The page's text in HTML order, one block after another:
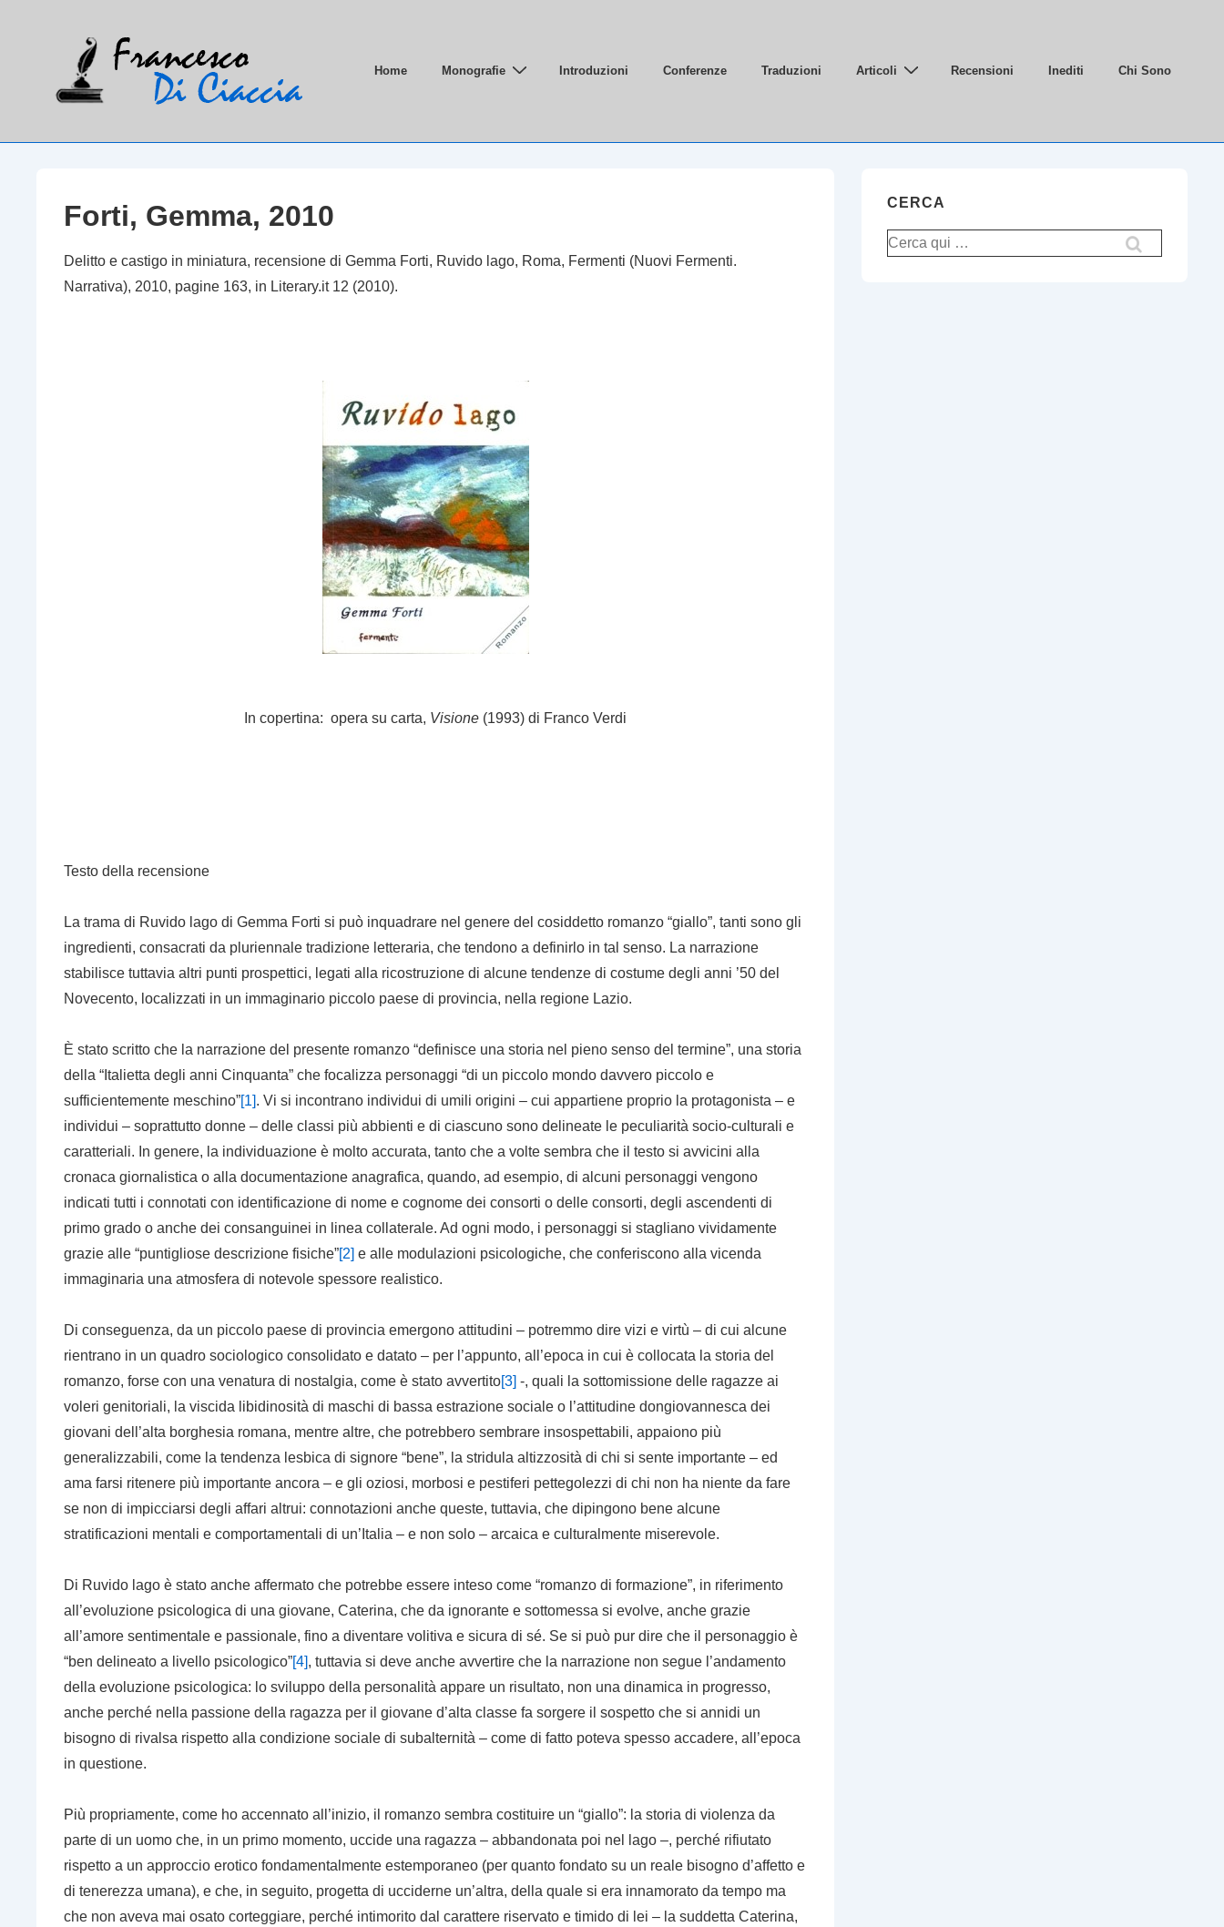
contenuto
MenuHome Monografie Introduzioni Conferenze Traduzioni Articoli Recensioni Inediti Chi Sono
Forti, Gemma, 2010
Delitto e castigo in miniatura, recensione di Gemma Forti, Ruvido lago, Roma, Fermenti (Nuovi Fermenti.
Narrativa), 2010, pagine 163, in Literary.it 12 (2010).
In copertina: opera su carta, Visione(1993) di Franco Verdi
Testo della recensione
La trama di Ruvido lago di Gemma Forti si può inquadrare nel genere del cosiddetto romanzo “giallo”, tanti sono gli
ingredienti, consacrati da pluriennale tradizione letteraria, che tendono a definirlo in tal senso. La narrazione
stabilisce tuttavia altri punti prospettici, legati alla ricostruzione di alcune tendenze di costume degli anni ’50 del
Novecento, localizzati in un immaginario piccolo paese di provincia, nella regione Lazio.
È stato scritto che la narrazione del presente romanzo “definisce una storia nel pieno senso del termine”, una storia
della “Italietta degli anni Cinquanta” che focalizza personaggi “di un piccolo mondo davvero piccolo e
sufficientemente meschino”[1]. Vi si incontrano individui di umili origini – cui appartiene proprio la protagonista – e
individui – soprattutto donne – delle classi più abbienti e di ciascuno sono delineate le peculiarità socio-culturali e
caratteriali. In genere, la individuazione è molto accurata, tanto che a volte sembra che il testo si avvicini alla
cronaca giornalistica o alla documentazione anagrafica, quando, ad esempio, di alcuni personaggi vengono
indicati tutti i connotati con identificazione di nome e cognome dei consorti o delle consorti, degli ascendenti di
primo grado o anche dei consanguinei in linea collaterale. Ad ogni modo, i personaggi si stagliano vividamente
grazie alle “puntigliose descrizione fisiche”[2] e alle modulazioni psicologiche, che conferiscono alla vicenda
immaginaria una atmosfera di notevole spessore realistico.
Di conseguenza, da un piccolo paese di provincia emergono attitudini – potremmo dire vizi e virtù – di cui alcune
rientrano in un quadro sociologico consolidato e datato – per l’appunto, all’epoca in cui è collocata la storia del
romanzo, forse con una venatura di nostalgia, come è stato avvertito[3] -, quali la sottomissione delle ragazze ai
voleri genitoriali, la viscida libidinosità di maschi di bassa estrazione sociale o l’attitudine dongiovannesca dei
giovani dell’alta borghesia romana, mentre altre, che potrebbero sembrare insospettabili, appaiono più
generalizzabili, come la tendenza lesbica di signore “bene”, la stridula altizzosità di chi si sente importante – ed
ama farsi ritenere più importante ancora – e gli oziosi, morbosi e pestiferi pettegolezzi di chi non ha niente da fare
se non di impicciarsi degli affari altrui: connotazioni anche queste, tuttavia, che dipingono bene alcune
stratificazioni mentali e comportamentali di un’Italia – e non solo – arcaica e culturalmente miserevole.
Di Ruvido lago è stato anche affermato che potrebbe essere inteso come “romanzo di formazione”, in riferimento
all’evoluzione psicologica di una giovane, Caterina, che da ignorante e sottomessa si evolve, anche grazie
all’amore sentimentale e passionale, fino a diventare volitiva e sicura di sé. Se si può pur dire che il personaggio è
“ben delineato a livello psicologico”[4], tuttavia si deve anche avvertire che la narrazione non segue l’andamento
della evoluzione psicologica: lo sviluppo della personalità appare un risultato, non una dinamica in progresso,
anche perché nella passione della ragazza per il giovane d’alta classe fa sorgere il sospetto che si annidi un
bisogno di rivalsa rispetto alla condizione sociale di subalternità – come di fatto poteva spesso accadere, all’epoca
in questione.
Più propriamente, come ho accennato all’inizio, il romanzo sembra costituire un “giallo”: la storia di violenza da
parte di un uomo che, in un primo momento, uccide una ragazza – abbandonata poi nel lago –, perché rifiutato
rispetto a un approccio erotico fondamentalmente estemporaneo (per quanto fondato su un reale bisogno d’affetto e
di tenerezza umana), e che, in seguito, progetta di ucciderne un’altra, della quale si era innamorato da tempo ma
che non aveva mai osato corteggiare, perché intimorito dal carattere riservato e timido di lei – la suddetta Caterina,
CERCA
Cerca: